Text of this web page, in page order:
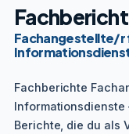
Fachangestellte/r
Fachberichte
Informationsdienste
Berichte, die du als